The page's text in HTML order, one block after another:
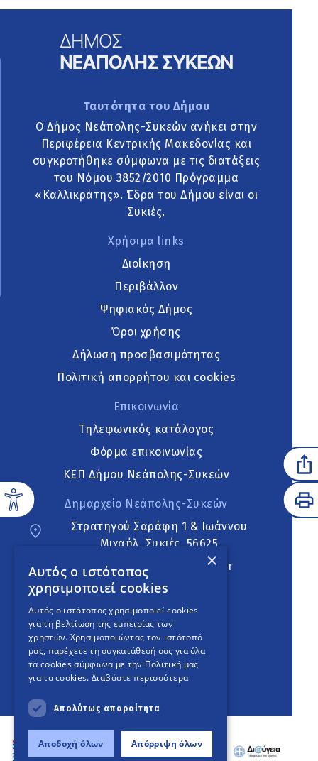
Ταυτότητα του Δήμου
Ο Δήμος Νεάπολης-Συκεών ανήκει στην
Περιφέρεια Κεντρικής Μακεδονίας και
συγκροτήθηκε σύμφωνα με τις διατάξεις
του Νόμου 3852/2010 Πρόγραμμα
«Καλλικράτης». Έδρα του Δήμου είναι οι
Συκιές.
Χρήσιμα links
Διοίκηση
Περιβάλλον
Ψηφιακός Δήμος
Όροι χρήσης
Δήλωση προσβασιμότητας
Πολιτική απορρήτου και cookies
Επικοινωνία
Τηλεφωνικός κατάλογος
Φόρμα επικοινωνίας
ΚΕΠ Δήμου Νεάπολης-Συκεών
Δημαρχείο Νεάπολης-Συκεών
Στρατηγού Σαράφη 1 & Ιωάννου
Μιχαήλ, Συκιές, 56625
neapoli.sykies@ddt.gov.gr
Ακολουθήστε
English Version
An project
×
Αυτός ο ιστότοπος
χρησιμοποιεί cookies
Αυτός ο ιστότοπος χρησιμοποιεί cookies
για τη βελτίωση της εμπειρίας των
χρηστών. Χρησιμοποιώντας τον ιστότοπό
μας, παρέχετε τη συγκατάθεσή σας για όλα
τα cookies σύμφωνα με την Πολιτική μας
για τα cookies. Διαβάστε περισσότερα
Απολύτως απαραίτητα
Αποδοχή όλων Απόρριψη όλων